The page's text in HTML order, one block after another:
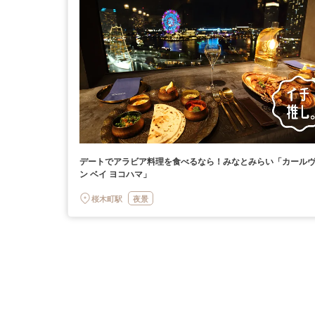
デートでアラビア料理を食べるなら！みなとみらい「カール
ン ベイ ヨコハマ」
桜木町駅 夜景